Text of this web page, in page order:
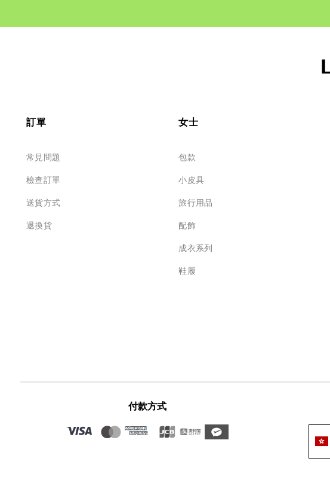
訂單
常見問題
檢查訂單
送貨方式
退換貨
女士
包款
小皮具
旅行用品
配飾
成衣系列
鞋履
付款方式